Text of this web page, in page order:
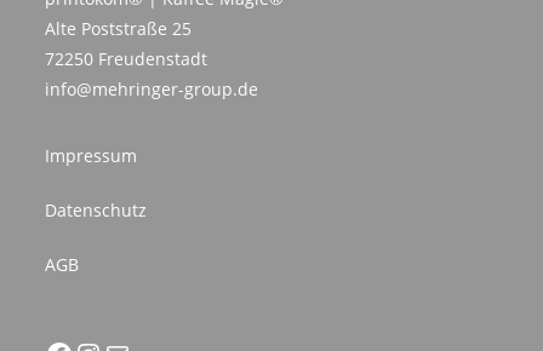
Alte Poststraße 25
72250 Freudenstadt
info@mehringer-group.de
Impressum
Datenschutz
AGB